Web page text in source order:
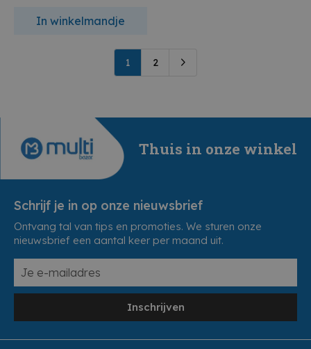
In winkelmandje
1 2
Thuis in onze winkel
Schrijf je in op onze nieuwsbrief
Ontvang tal van tips en promoties. We sturen onze
nieuwsbrief een aantal keer per maand uit.
Inschrijven